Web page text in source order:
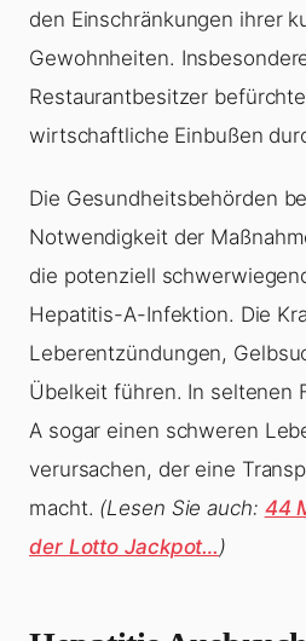
den Einschränkungen ihrer
Gewohnheiten.
Restaurantbesitzer
wirtschaftliche Einbußen
Die Gesundheitsbehörden
Notwendigkeit der
die potenziell
Hepatitis-A-Infektion. Die
Leberentzündungen,
Übelkeit führen. In seltenen
A sogar einen schweren
verursachen, der eine
macht. (Lesen Sie auch: 44
der Lotto Jackpot…)